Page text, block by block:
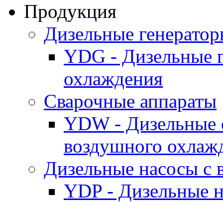
Продукция
Дизельные
YDG - Дизельные
охлаждения
Cварочные аппараты
YDW - Дизельные
воздушного
Дизельные насосы
YDP - Дизельные